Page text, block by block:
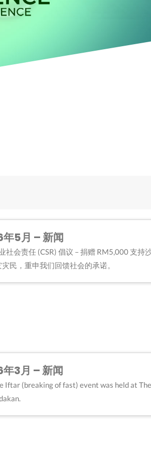
5月 – 新闻
社会责任 (CSR) 倡议 – 捐赠 RM5,000 支持
灾民，重申我们回馈社会的承诺。
3月 – 新闻
Iftar (breaking of fast) event was held at